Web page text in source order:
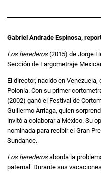
Gabriel Andrade Espinosa,
Los herederos(2015) de Jorge
Sección de Largometraje
El director, nacido en
Polonia. Con su primer
(2002) ganó el Festival de
Guillermo Arriaga, quien
invitó a colaborar a México. Su
nominada para recibir el Gran
Sundance.
Los herederosaborda la
paternal. Durante sus